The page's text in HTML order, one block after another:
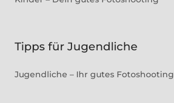
Tipps für Jugendliche
Jugendliche – Ihr gutes Fotoshooting